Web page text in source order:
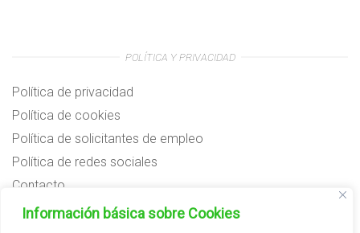
Información básica sobre Cookies
POLÍTICA Y PRIVACIDAD
Política de privacidad
Política de cookies
Política de solicitantes de empleo
Política de redes sociales
Contacto
Preguntas frecuentes